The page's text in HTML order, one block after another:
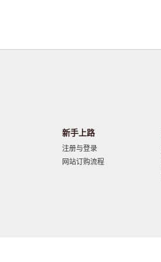
新手上路
注册与登录
网站订购流程